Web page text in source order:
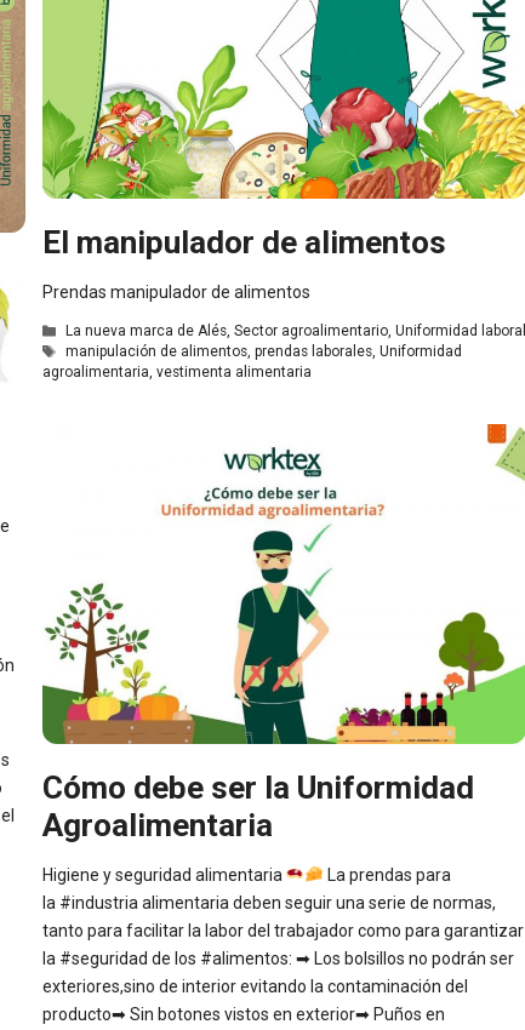
El manipulador de alimentos
Prendas manipulador de alimentos
Categorías
La nueva marca de Alés, Sector agroalimentario, Uniformidad laboral
Etiquetas
manipulación de alimentos, prendas laborales, Uniformidad
agroalimentaria, vestimenta alimentaria
Cómo debe ser la Uniformidad
Agroalimentaria
Higiene y seguridad alimentaria
La prendas para
la #industria alimentaria deben seguir una serie de normas,
tanto para facilitar la labor del trabajador como para garantizar
la #seguridad de los #alimentos: ➡ Los bolsillos no podrán ser
exteriores,sino de interior evitando la contaminación del
producto➡ Sin botones vistos en exterior➡ Puños en